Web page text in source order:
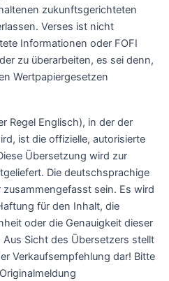
zukunftsgerichteten
Verses ist nicht
Informationen oder FOFI
zu überarbeiten, es sei denn,
Wertpapiergesetzen
Regel Englisch), in der der
ist die offizielle, autorisierte
Übersetzung wird zur
Die deutschsprachige
sein. Es wird
für den Inhalt, die
oder die Genauigkeit dieser
Sicht des Übersetzers stellt
Verkaufsempfehlung dar! Bitte